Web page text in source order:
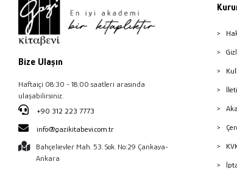
Bize Ulaşın
Haftaiçi 08:30 - 18:00 saatleri arasında
ulaşabilirsiniz.
+90 312 223 7773
info@gazikitabevi.com.tr
Bahçelievler Mah. 53. Sok. No:29 Çankaya-
Ankara